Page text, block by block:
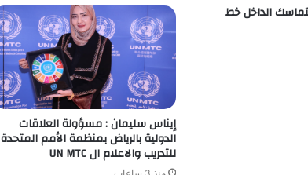
الداخل خط
إيناس سليمان : مسؤولة العلاقات
الدولية بالرياض بمنظمة الأمم المتحدة
للتدريب والاعلام ال UN MTC